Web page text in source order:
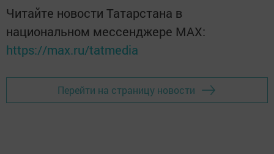
Читайте новости Татарстана в
национальном мессенджере MАХ:
https://max.ru/tatmedia
Перейти на страницу новости